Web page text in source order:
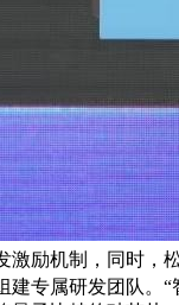
激励机制，同时，
建专属研发团队。